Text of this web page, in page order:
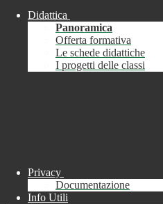
Chiudi
Informazione
Didattica
Panoramica
Offerta formativa
Le schede didattiche
I progetti delle classi
Privacy
Documentazione
Info Utili